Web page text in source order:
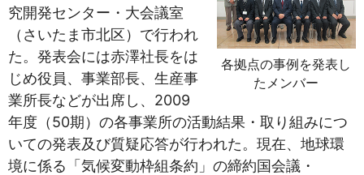
各拠点の事例を発表し
たメンバー
究開発センター・大会議室
（さいたま市北区）で行われ
た。発表会には赤澤社長をは
じめ役員、事業部長、生産事
業所長などが出席し、2009
年度（50期）の各事業所の活動結果・取り組みにつ
いての発表及び質疑応答が行われた。現在、地球環
境に係る「気候変動枠組条約」の締約国会議・